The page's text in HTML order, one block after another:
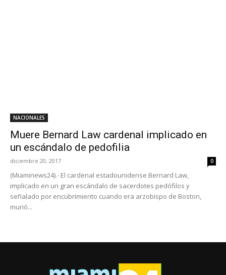
NACIONALES
Muere Bernard Law cardenal implicado en
un escándalo de pedofilia
diciembre 20, 2017 0
(Miaminews24).- El cardenal estadounidense Bernard Law,
implicado en un gran escándalo de sacerdotes pedófilos y
señalado por encubrimiento cuando era arzobispo de Boston,
murió...